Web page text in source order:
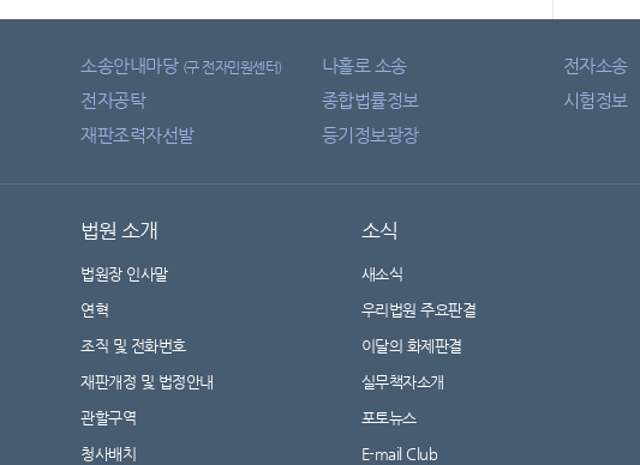
소송안내마당 (구 전자민원센터) 나홀로 소송 전자소송
전자공탁
종합법률정보 시험정보
재판조력자선발
등기정보광장
법원 소개
법원장 인사말
연혁
조직 및 전화번호
재판개정 및 법정안내
관할구역
청사배치
소식
새소식
우리법원 주요판결
이달의 화제판결
실무책자소개
포토뉴스
E-mail Club